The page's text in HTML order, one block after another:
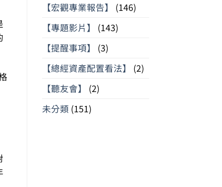
【宏觀專業報告】
(146)
【專題影片】
(143)
【提醒事項】
(3)
【總經資產配置看法】
(2)
【聽友會】
(2)
未分類 (151)